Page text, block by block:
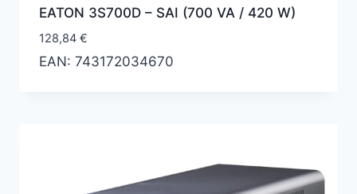
EATON 3S700D – SAI (700 VA / 420 W)
128,84 €
EAN: 743172034670